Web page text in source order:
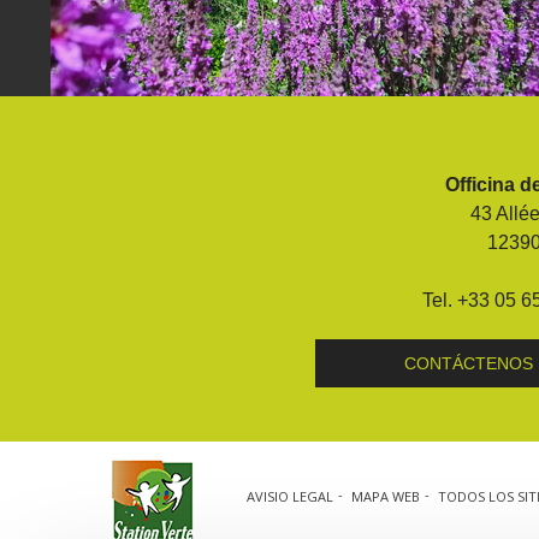
Officina
43
Tel. +33 05
CONTÁCTENOS
AVISIO LEGAL MAPA WEB TODOS LOS